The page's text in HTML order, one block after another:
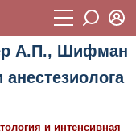
А.П., Шифман
и интенсивная